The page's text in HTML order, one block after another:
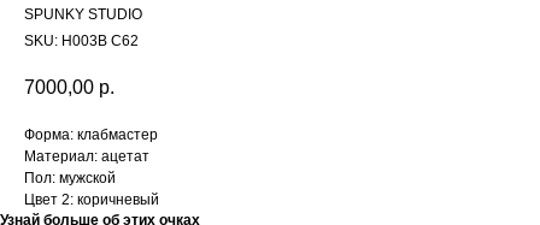
SPUNKY STUDIO
SKU: H003B C62
7000,00 р.
Форма: клабмастер
Материал: ацетат
Пол: мужской
Цвет 2: коричневый
Узнай больше об этих очках